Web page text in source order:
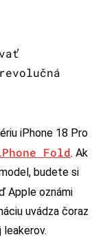
iPhone 18 Pro
Fold. Ak
budete si
Apple oznámi
uvádza čoraz
leakerov.